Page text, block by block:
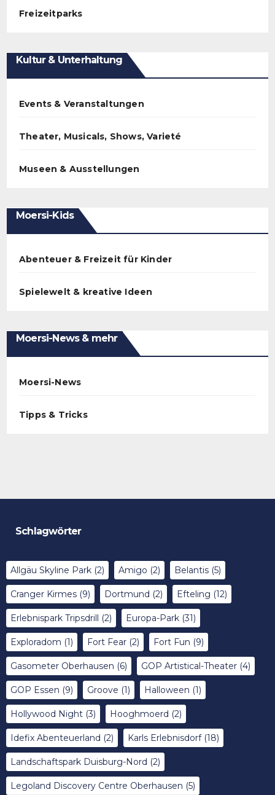
Freizeitparks
Kultur & Unterhaltung
Events & Veranstaltungen
Theater, Musicals, Shows, Varieté
Museen & Ausstellungen
Moersi-Kids
Abenteuer & Freizeit für Kinder
Spielewelt & kreative Ideen
Moersi-News & mehr
Moersi-News
Tipps & Tricks
Schlagwörter
Allgäu Skyline Park (2) Amigo (2) Belantis (5)
Cranger Kirmes (9) Dortmund (2) Efteling (12)
Erlebnispark Tripsdrill (2) Europa-Park (31)
Exploradom (1) Fort Fear (2) Fort Fun (9)
Gasometer Oberhausen (6) GOP Artistical-Theater (4)
GOP Essen (9) Groove (1) Halloween (1)
Hollywood Night (3) Hooghmoerd (2)
Idefix Abenteuerland (2) Karls Erlebnisdorf(18)
Landschaftspark Duisburg-Nord (2)
Legoland Discovery Centre Oberhausen (5)